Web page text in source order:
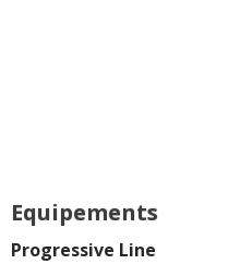
Equipements
Progressive Line